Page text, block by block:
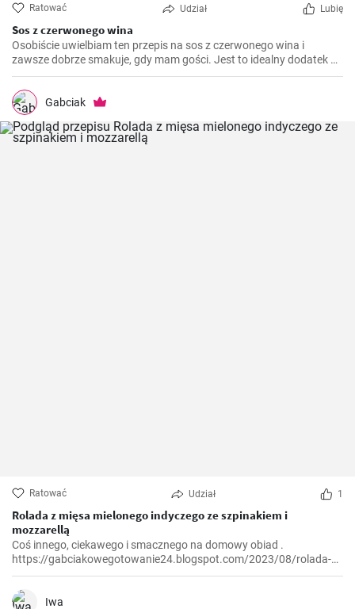
Ratować Udział Lubię
Sos z czerwonego wina
Osobiście uwielbiam ten przepis na sos z czerwonego wina i
zawsze dobrze smakuje, gdy mam gości. Jest to idealny dodatek do
wielu dań mięsnych, takich jak polędwica wołowa lub kotlety
jagnięce. Wymaga trochę cierpliwości, ale efekt końcowy jest
doskonały.Gabciak
Ratować Udział 1
Rolada z mięsa mielonego indyczego ze szpinakiem i
mozzarellą
Coś innego, ciekawego i smacznego na domowy obiad .
https://gabciakowegotowanie24.blogspot.com/2023/08/rolada-z-
miesa-mielonego-indyczego-ze.html
Iwa